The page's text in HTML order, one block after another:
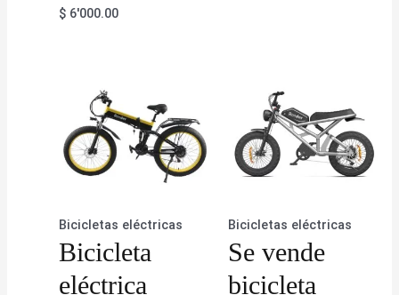
$ 6'000.00
Bicicletas eléctricas
Bicicleta
eléctrica
Bicicletas eléctricas
Se vende
bicicleta